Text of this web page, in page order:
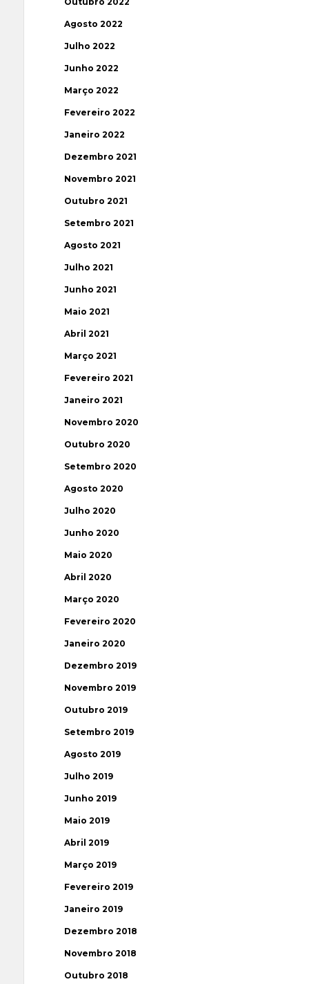
Agosto 2022
Julho 2022
Junho 2022
Março 2022
Fevereiro 2022
Janeiro 2022
Dezembro 2021
Novembro 2021
Outubro 2021
Setembro 2021
Agosto 2021
Julho 2021
Junho 2021
Maio 2021
Abril 2021
Março 2021
Fevereiro 2021
Janeiro 2021
Novembro 2020
Outubro 2020
Setembro 2020
Agosto 2020
Julho 2020
Junho 2020
Maio 2020
Abril 2020
Março 2020
Fevereiro 2020
Janeiro 2020
Dezembro 2019
Novembro 2019
Outubro 2019
Setembro 2019
Agosto 2019
Julho 2019
Junho 2019
Maio 2019
Abril 2019
Março 2019
Fevereiro 2019
Janeiro 2019
Dezembro 2018
Novembro 2018
Outubro 2018